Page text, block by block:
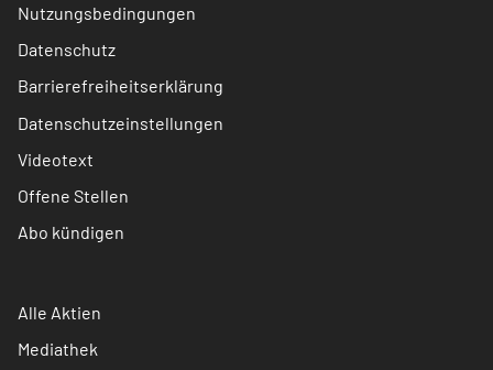
Nutzungsbedingungen
Datenschutz
Barrierefreiheitserklärung
Datenschutzeinstellungen
Videotext
Offene Stellen
Abo kündigen
Alle Aktien
Mediathek